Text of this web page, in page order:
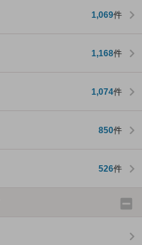
1,069件
1,168件
1,074件
850件
526件